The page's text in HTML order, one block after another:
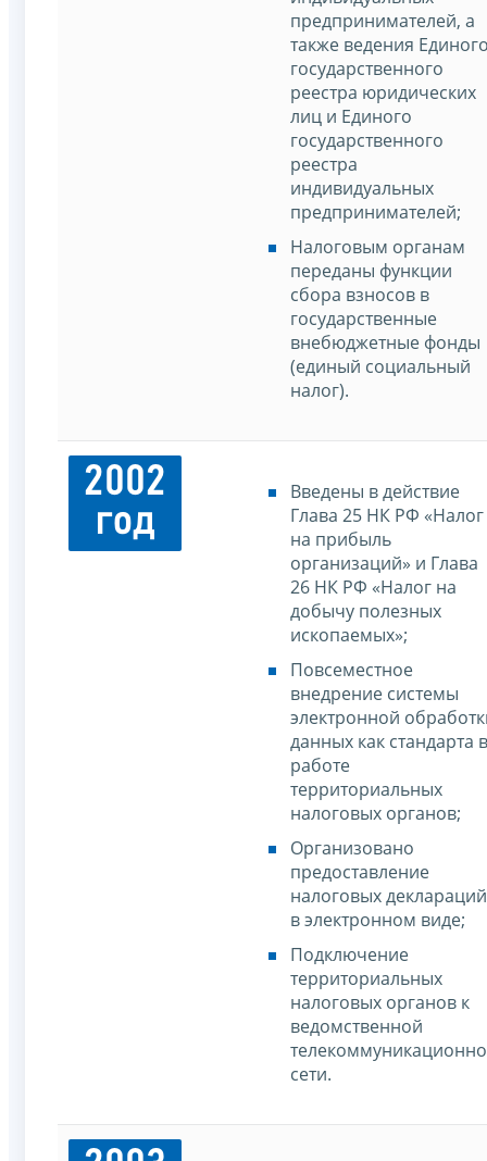
предпринимателей, а
также ведения
государственного
реестра юридических
лиц и Единого
государственного
реестра
индивидуальных
предпринимателей;
Налоговым органам
переданы функции
сбора взносов в
государственные
внебюджетные фонды
(единый социальный
налог).
2002
год
Введены в действие
Глава 25 НК РФ «Налог
на прибыль
организаций» и Глава
26 НК РФ «Налог на
добычу полезных
ископаемых»;
Повсеместное
внедрение системы
электронной
данных как стандарта в
работе
территориальных
налоговых органов;
Организовано
предоставление
налоговых деклараций
в электронном виде;
Подключение
территориальных
налоговых органов к
ведомственной
сети.